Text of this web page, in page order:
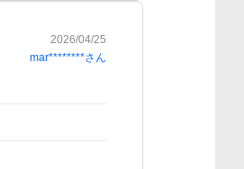
2026/04/25
mar********さん